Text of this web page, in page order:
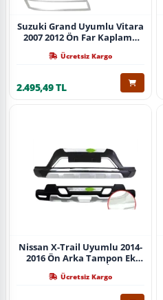
Suzuki Grand Uyumlu Vitara
2007 2012 Ön Far Kaplama
Ücretsiz Kargo
2.495,49 TL
Nissan X-Trail Uyumlu 2014-
2016 Ön Arka Tampon Ek
Koruma Difüzör İthal
Ücretsiz Kargo